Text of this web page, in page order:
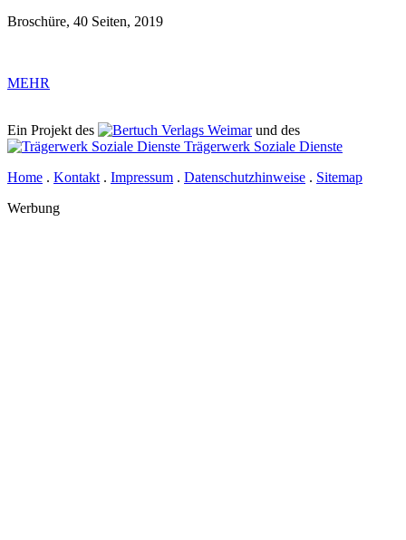
Broschüre, 40 Seiten, 2019
MEHR
Ein Projekt des Verlags Weimarund des
Trägerwerk Soziale Dienste
Home . Kontakt . Impressum . Datenschutzhinweise . Sitemap
Werbung